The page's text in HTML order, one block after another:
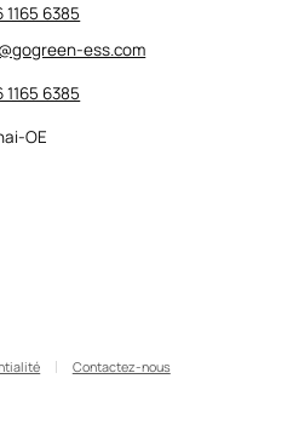
1165 6385
ess.com
1165 6385
OE
Contactez-nous